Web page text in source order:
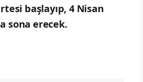
başlayıp, 4 Nisan
sona erecek.